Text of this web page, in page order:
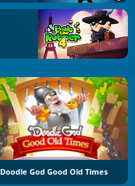
Doodle God Good Old Times